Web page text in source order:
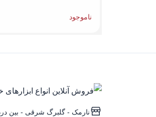
ناموجود
نارمک - گلبرگ شرقی - بین